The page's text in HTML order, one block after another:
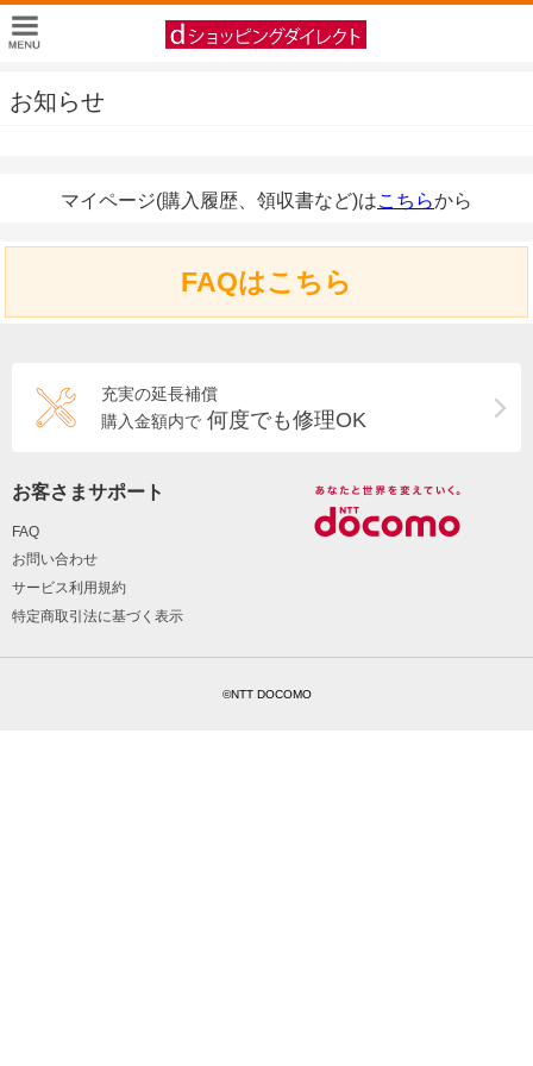
お知らせ
マイページ(購入履歴、領収書など)はこちらから
FAQはこちら
充実の延長補償
購入金額内で 何度でも修理OK
お客さまサポート
FAQ
お問い合わせ
サービス利用規約
特定商取引法に基づく表示
©NTT DOCOMO